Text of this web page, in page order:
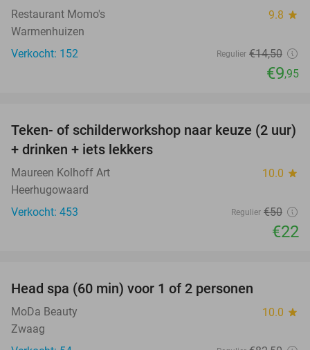
Restaurant Momo's 9.8 star
Warmenhuizen
Verkocht: 152
Regulier €14,50
€9,95
56%
Teken- of schilderworkshop naar keuze (2 uur)
+ drinken + iets lekkers
Maureen Kolhoff Art 10.0 star
Heerhugowaard
Verkocht: 453
Regulier €50
€22
Head spa (60 min) voor 1 of 2 personen
MoDa Beauty 10.0 star
Zwaag